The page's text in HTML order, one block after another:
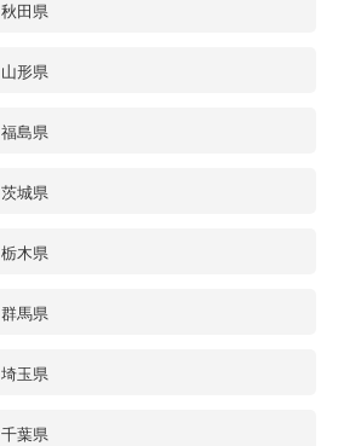
秋田県
山形県
福島県
茨城県
栃木県
群馬県
埼玉県
千葉県